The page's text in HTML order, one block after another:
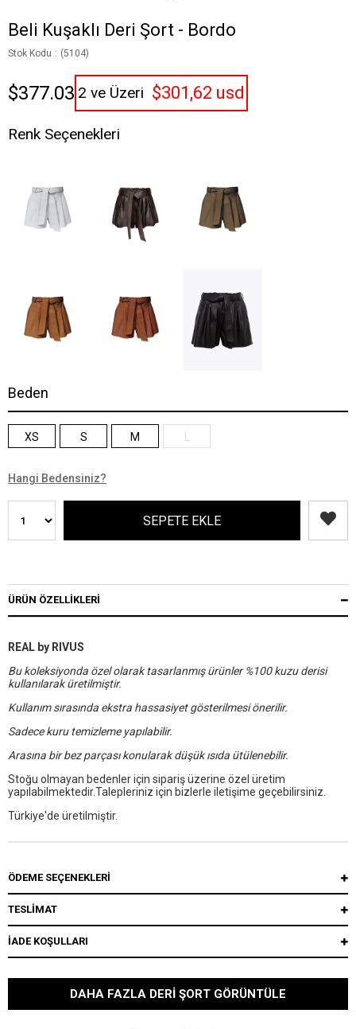
Beli Kuşaklı Deri Şort - Bordo
Stok Kodu (5104)
$377.03 2 ve Üzeri $301,62 usd
Renk Seçenekleri
Beden
XS S M L
Hangi Bedensiniz?
ÜRÜN ÖZELLIKLERI
REAL by RIVUS
Bu koleksiyonda özel olarak tasarlanmış ürünler %100 kuzu derisi
kullanılarak üretilmiştir.
Kullanım sırasında ekstra hassasiyet gösterilmesi önerilir.
Sadece kuru temizleme yapılabilir.
Arasına bir bez parçası konularak düşük ısıda ütülenebilir.
Stoğu olmayan bedenler için sipariş üzerine özel üretim
yapılabilmektedir.Talepleriniz için bizlerle iletişime geçebilirsiniz.
Türkiye'de üretilmiştir.
ÖDEME SEÇENEKLERI
TESLİMAT
İADE KOŞULLARI
DAHA FAZLA DERI ŞORT GÖRÜNTÜLE